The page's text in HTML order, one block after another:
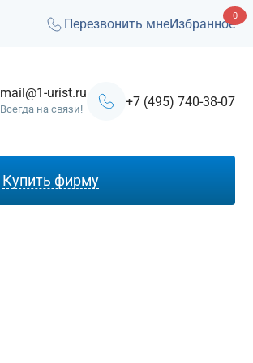
Перезвонить мнеИзбранное
0
mail@1-urist.ru
Всегда на связи! +7 (495) 740-38-07
Купить фирму